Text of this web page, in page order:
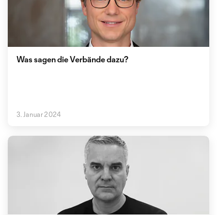
Was sagen die Verbände dazu?
3. Januar 2024